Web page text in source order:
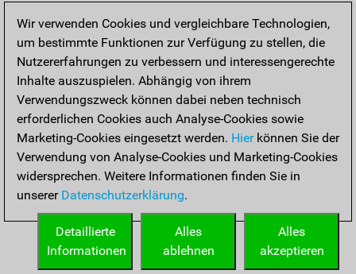
Wir verwenden Cookies und vergleichbare Technologien,
um bestimmte Funktionen zur Verfügung zu stellen, die
Nutzererfahrungen zu verbessern und interessengerechte
Inhalte auszuspielen. Abhängig von ihrem
Verwendungszweck können dabei neben technisch
erforderlichen Cookies auch Analyse-Cookies sowie
Marketing-Cookies eingesetzt werden. Hierkönnen Sie der
Verwendung von Analyse-Cookies und Marketing-Cookies
widersprechen. Weitere Informationen finden Sie in
unserer Datenschutzerklärung.
Alles
akzeptieren
Alles
ablehnen
Detaillierte
Informationen